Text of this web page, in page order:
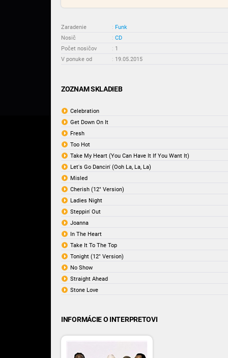
Zaradenie : Funk
Nosič
: CD
Počet nosičov
: 1
V ponuke od
: 19.05.2015
ZOZNAM SKLADIEB
Celebration
Get Down On It
Fresh
Too Hot
Take My Heart (You Can Have It If You Want It)
Let's Go Dancin' (Ooh La, La, La)
Misled
Cherish (12" Version)
Ladies Night
Steppin' Out
Joanna
In The Heart
Take It To The Top
Tonight (12" Version)
No Show
Straight Ahead
Stone Love
INFORMÁCIE O INTERPRETOVI